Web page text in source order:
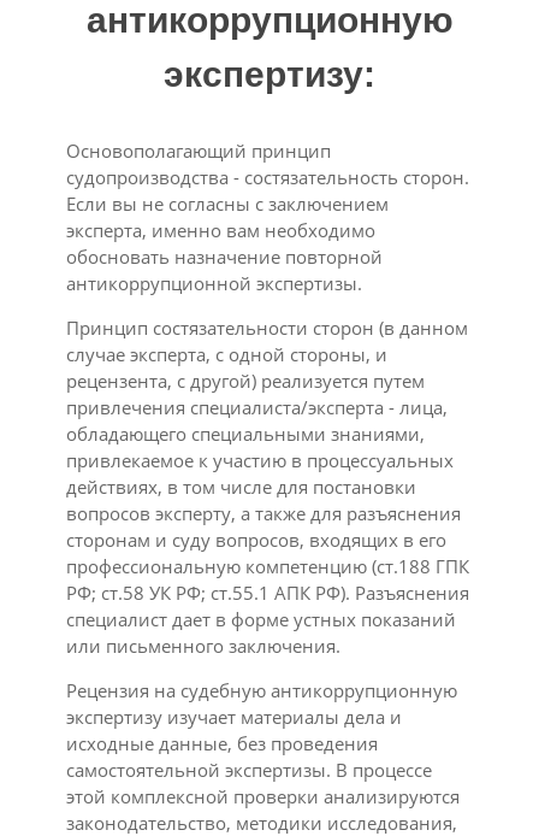
антикоррупционную
экспертизу:
Основополагающий принцип
судопроизводства - состязательность сторон.
Если вы не согласны с заключением
эксперта, именно вам необходимо
обосновать назначение повторной
антикоррупционной экспертизы.
Принцип состязательности сторон (в данном
случае эксперта, с одной стороны, и
рецензента, с другой) реализуется путем
привлечения специалиста/эксперта - лица,
обладающего специальными знаниями,
привлекаемое к участию в процессуальных
действиях, в том числе для постановки
вопросов эксперту, а также для разъяснения
сторонам и суду вопросов, входящих в его
профессиональную компетенцию (ст.188 ГПК
РФ; ст.58 УК РФ; ст.55.1 АПК РФ). Разъяснения
специалист дает в форме устных показаний
или письменного заключения.
Рецензия на судебную антикоррупционную
экспертизу изучает материалы дела и
исходные данные, без проведения
самостоятельной экспертизы. В процессе
этой комплексной проверки анализируются
законодательство, методики исследования,